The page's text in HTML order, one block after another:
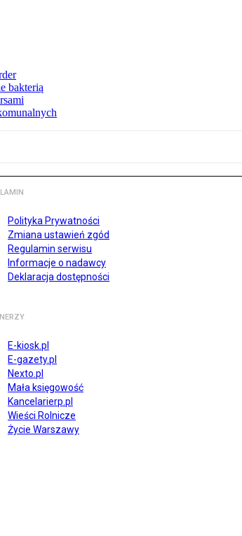
bakterią
Polityka Prywatności
Zmiana ustawień zgód
Regulamin serwisu
Informacje o nadawcy
Deklaracja dostępności
E-kiosk.pl
E-gazety.pl
Nexto.pl
Mała księgowość
Kancelarierp.pl
Wieści Rolnicze
Życie Warszawy